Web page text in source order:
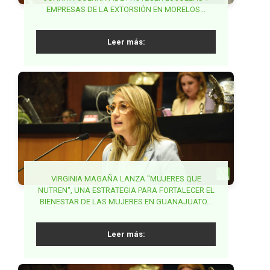
EMPRESAS DE LA EXTORSIÓN EN MORELOS...
Leer más:
VIRGINIA MAGAÑA LANZA "MUJERES QUE
NUTREN", UNA ESTRATEGIA PARA FORTALECER EL
BIENESTAR DE LAS MUJERES EN GUANAJUATO...
Leer más:
COMPATIBILIDAD ENTRE TRABAJO Y DESARROLLO
Leer más:
BUSCA PVEM SENADO ARMONIZAR LA
SECRETARÍA DE ANTICORRUPCIÓN Y BUEN
Leer más:
INCLUSIVO EN LEY DE PROTECCIÓN CIVIL...
Leer más:
PARTIDO VERDE EXIGE ACCIONES COORDINADAS
PARA FRENAR FRAUDES EN TRÁMITES DE
PASAPORTE...
Leer más: